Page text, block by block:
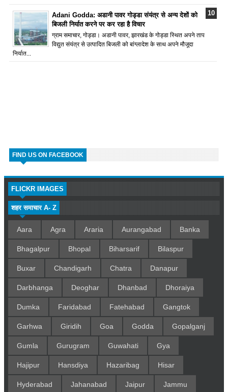
Adani Godda: अडानी पावर गोड्डा संयंत्र से अन्य देशों को
बिजली निर्यात करने पर कर रहा है विचार
ग्राम समाचार, गोड्डा। अडानी पावर, झारखंड के गोड्डा स्थित अपने ताप
विद्युत संयंत्र से उत्पादित बिजली को बांग्लादेश के साथ अपने मौजूदा
निर्यात...
FIND US ON FACEBOOK
FLICKR IMAGES
शहर समाचार A- Z
Aara Agra Araria Aurangabad Banka
Bhagalpur Bhopal Biharsarif Bilaspur
Buxar Chandigarh Chatra Danapur
Darbhanga Deoghar Dhanbad Dhoraiya
Dumka Faridabad Fatehabad Gangtok
Garhwa Giridih Goa Godda Gopalganj
Gumla Gurugram Guwahati Gya
Hajipur Hansdiya Hazaribag Hisar
Hyderabad Jahanabad Jaipur Jammu